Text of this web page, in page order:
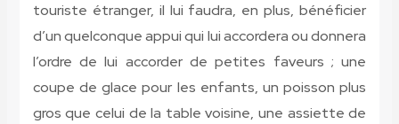
touriste étranger, il lui faudra, en plus, bénéficier
d’un quelconque appui qui lui accordera ou donnera
l’ordre de lui accorder de petites faveurs ; une
coupe de glace pour les enfants, un poisson plus
gros que celui de la table voisine, une assiette de